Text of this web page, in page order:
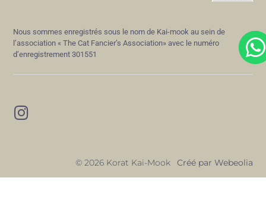
Nous sommes enregistrés sous le nom de Kai-mook au sein de
l’association « The Cat Fancier’s Association» avec le numéro
d’enregistrement 301551
© 2026 Korat Kai-Mook Créé par Webeolia